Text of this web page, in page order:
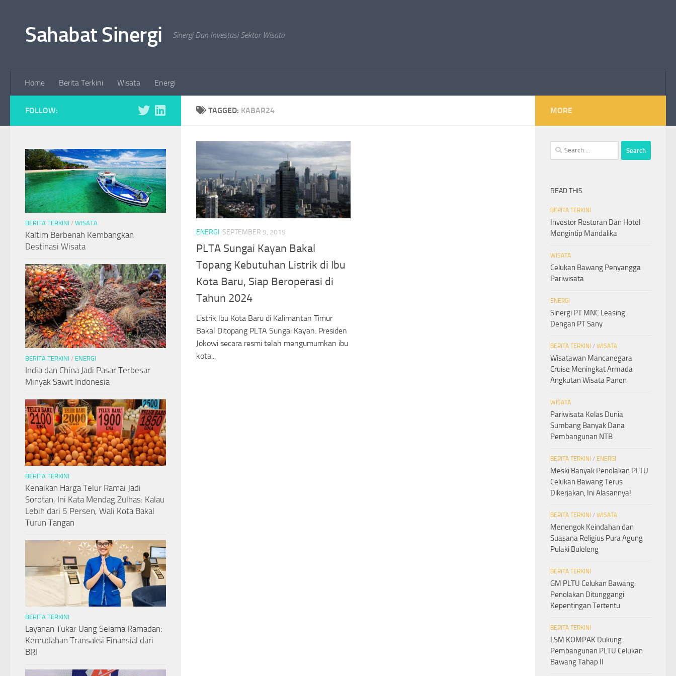
Sahabat Sinergi Sinergi Dan Investasi Sektor Wisata
Home Berita Terkini Wisata Energi
TAGGED: KABAR24
ENERGI SEPTEMBER 9, 2019
PLTA Sungai Kayan Bakal
Topang Kebutuhan Listrik di Ibu
Kota Baru, Siap Beroperasi di
Tahun 2024
Listrik Ibu Kota Baru di Kalimantan Timur
Bakal Ditopang PLTA Sungai Kayan. Presiden
Jokowi secara resmi telah mengumumkan ibu
kota...
FOLLOW:
BERITA TERKINI / WISATA
Kaltim Berbenah Kembangkan
Destinasi Wisata
BERITA TERKINI / ENERGI
India dan China Jadi Pasar Terbesar
Minyak Sawit Indonesia
BERITA TERKINI
Kenaikan Harga Telur Ramai Jadi
Sorotan, Ini Kata Mendag Zulhas: Kalau
Lebih dari 5 Persen, Wali Kota Bakal
Turun Tangan
BERITA TERKINI
Layanan Tukar Uang Selama Ramadan:
Kemudahan Transaksi Finansial dari
BRI
MORE
Search
for:
READ THIS
BERITA TERKINI
Investor Restoran Dan Hotel
Mengintip Mandalika
WISATA
Celukan Bawang Penyangga
Pariwisata
ENERGI
Sinergi PT MNC Leasing
Dengan PT Sany
BERITA TERKINI / WISATA
Wisatawan Mancanegara
Cruise Meningkat Armada
Angkutan Wisata Panen
WISATA
Pariwisata Kelas Dunia
Sumbang Banyak Dana
Pembangunan NTB
BERITA TERKINI / ENERGI
Meski Banyak Penolakan PLTU
Celukan Bawang Terus
Dikerjakan, Ini Alasannya!
BERITA TERKINI / WISATA
Menengok Keindahan dan
Suasana Religius Pura Agung
Pulaki Buleleng
BERITA TERKINI
GM PLTU Celukan Bawang:
Penolakan Ditunggangi
Kepentingan Tertentu
BERITA TERKINI
LSM KOMPAK Dukung
Pembangunan PLTU Celukan
Bawang Tahap II